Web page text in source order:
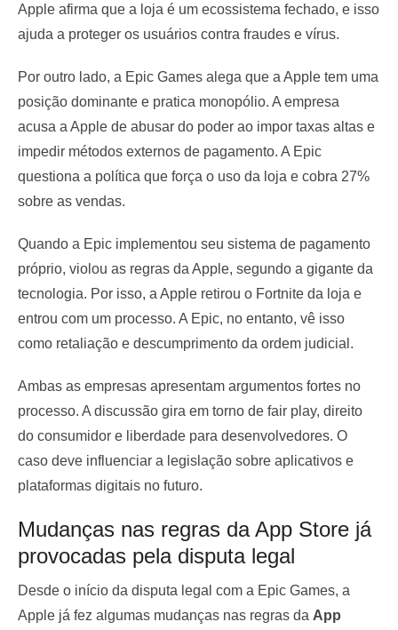
Apple afirma que a loja é um ecossistema fechado, e isso
ajuda a proteger os usuários contra fraudes e vírus.
Por outro lado, a Epic Games alega que a Apple tem uma
posição dominante e pratica monopólio. A empresa
acusa a Apple de abusar do poder ao impor taxas altas e
impedir métodos externos de pagamento. A Epic
questiona a política que força o uso da loja e cobra 27%
sobre as vendas.
Quando a Epic implementou seu sistema de pagamento
próprio, violou as regras da Apple, segundo a gigante da
tecnologia. Por isso, a Apple retirou o Fortnite da loja e
entrou com um processo. A Epic, no entanto, vê isso
como retaliação e descumprimento da ordem judicial.
Ambas as empresas apresentam argumentos fortes no
processo. A discussão gira em torno de fair play, direito
do consumidor e liberdade para desenvolvedores. O
caso deve influenciar a legislação sobre aplicativos e
plataformas digitais no futuro.
Mudanças nas regras da App Store já
provocadas pela disputa legal
Desde o início da disputa legal com a Epic Games, a
Apple já fez algumas mudanças nas regras da App